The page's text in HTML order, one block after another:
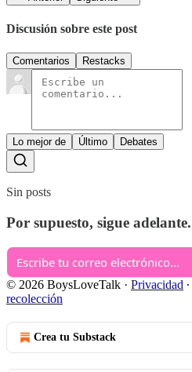
Discusión sobre este post
Comentarios Restacks
Lo mejor de Último Debates
Sin posts
Por supuesto, sigue adelante.
© 2026 BoysLoveTalk · Privacidad ∙
recolección
Crea tu Substack